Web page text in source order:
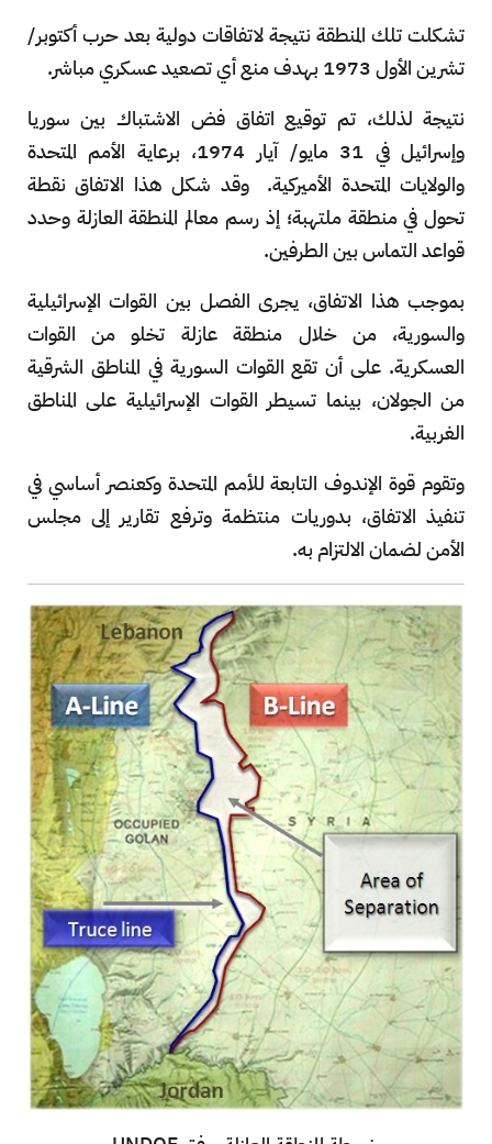
تشكلت تلك المنطقة نتيجة لاتفاقات دولية بعد حرب أكتوبر/
تشرين الأول 1973 بهدف منع أي تصعيد عسكري مباشر.
نتيجة لذلك، تم توقيع اتفاق فض الاشتباك بين سوريا
وإسرائيل في 31 مايو/ آيار 1974، برعاية الأمم المتحدة
والولايات المتحدة الأميركية. وقد شكل هذا الاتفاق نقطة
تحول في منطقة ملتهبة؛ إذ رسم معالم المنطقة العازلة وحدد
قواعد التماس بين الطرفين.
بموجب هذا الاتفاق، يجرى الفصل بين القوات الإسرائيلية
والسورية، من خلال منطقة عازلة تخلو من القوات
العسكرية. على أن تقع القوات السورية في المناطق الشرقية
من الجولان، بينما تسيطر القوات الإسرائيلية على المناطق
الغربية.
وتقوم قوة الإندوف التابعة للأمم المتحدة وكعنصر أساسي في
تنفيذ الاتفاق، بدوريات منتظمة وترفع تقارير إلى مجلس
الأمن لضمان الالتزام به.